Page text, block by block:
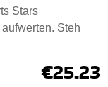
Stars
Steh
€25.23